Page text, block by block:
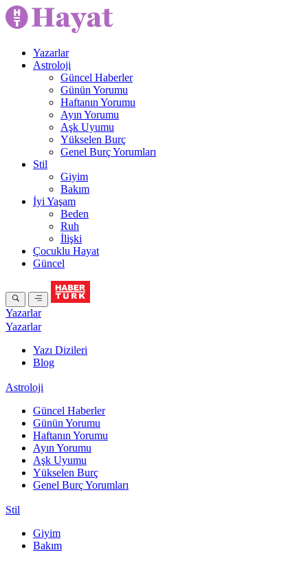
Yazarlar
Astroloji
Güncel Haberler
Günün Yorumu
Haftanın Yorumu
Ayın Yorumu
Aşk Uyumu
Yükselen Burç
Genel Burç Yorumları
Stil
Giyim
Bakım
İyi Yaşam
Beden
Ruh
İlişki
Çocuklu Hayat
Güncel
Yazarlar
Yazarlar
Yazı Dizileri
Blog
Astroloji
Güncel Haberler
Günün Yorumu
Haftanın Yorumu
Ayın Yorumu
Aşk Uyumu
Yükselen Burç
Genel Burç Yorumları
Stil
Giyim
Bakım